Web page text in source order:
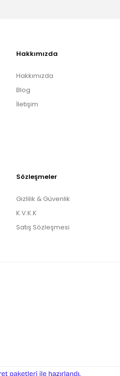
Hakkımızda
Hakkımızda
Blog
İletişim
Sözleşmeler
Gizlilik & Güvenlik
K.V.K.K
Satış Sözleşmesi
e-